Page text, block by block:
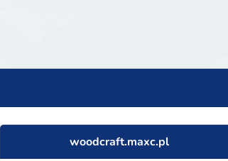
woodcraft.maxc.pl